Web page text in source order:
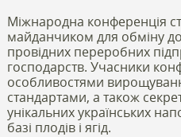
Міжнародна конференція
майданчиком для обміну
провідних переробних
господарств. Учасники
особливостями
стандартами, а також
унікальних українських
базі плодів і ягід.